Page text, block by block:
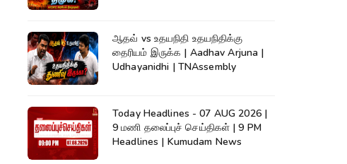
ஆதவ் vs உதயநிதி உதயநிதிக்கு
தைரியம் இருக்க | Aadhav Arjuna |
Udhayanidhi | TNAssembly
Today Headlines - 07 AUG 2026 |
9 மணி தலைப்புச் செய்திகள் | 9 PM
Headlines | Kumudam News